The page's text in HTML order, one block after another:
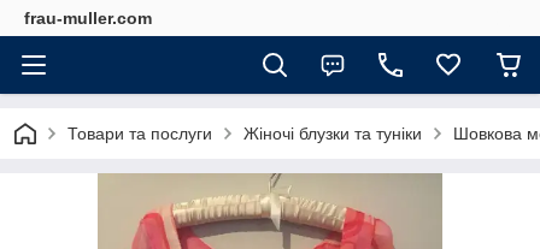
frau-muller.com
Товари та послуги Жіночі блузки та туніки Шовкова